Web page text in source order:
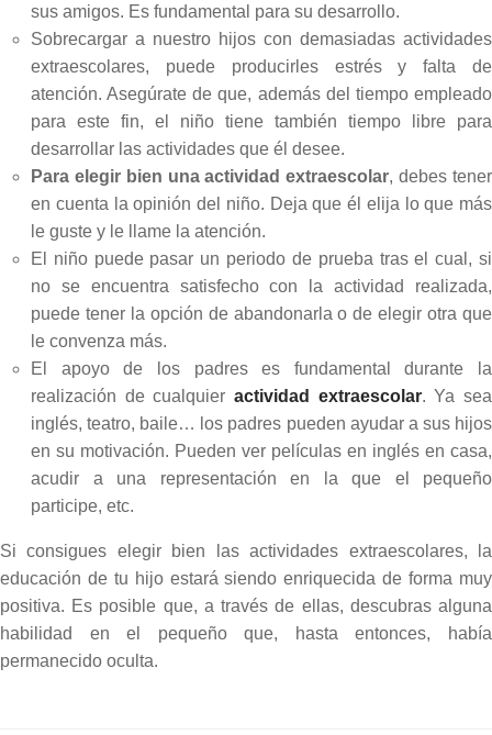
sus amigos. Es fundamental para su desarrollo.
Sobrecargar a nuestro hijos con demasiadas actividades
extraescolares, puede producirles estrés y falta de
atención. Asegúrate de que, además del tiempo empleado
para este fin, el niño tiene también tiempo libre para
desarrollar las actividades que él desee.
Para elegir bien una actividad extraescolar, debes tener
en cuenta la opinión del niño. Deja que él elija lo que más
le guste y le llame la atención.
El niño puede pasar un periodo de prueba tras el cual, si
no se encuentra satisfecho con la actividad realizada,
puede tener la opción de abandonarla o de elegir otra que
le convenza más.
El apoyo de los padres es fundamental durante la
realización de cualquier actividad extraescolar. Ya sea
inglés, teatro, baile… los padres pueden ayudar a sus hijos
en su motivación. Pueden ver películas en inglés en casa,
acudir a una representación en la que el pequeño
participe, etc.
Si consigues elegir bien las actividades extraescolares, la
educación de tu hijo estará siendo enriquecida de forma muy
positiva. Es posible que, a través de ellas, descubras alguna
habilidad en el pequeño que, hasta entonces, había
permanecido oculta.